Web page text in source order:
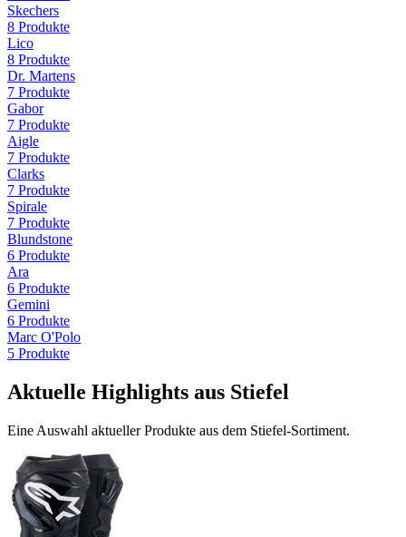
Skechers
8 Produkte
Lico
8 Produkte
Dr. Martens
7 Produkte
Gabor
7 Produkte
Aigle
7 Produkte
Clarks
7 Produkte
Spirale
7 Produkte
Blundstone
6 Produkte
Ara
6 Produkte
Gemini
6 Produkte
Marc O'Polo
5 Produkte
Aktuelle Highlights aus Stiefel
Eine Auswahl aktueller Produkte aus dem Stiefel-Sortiment.